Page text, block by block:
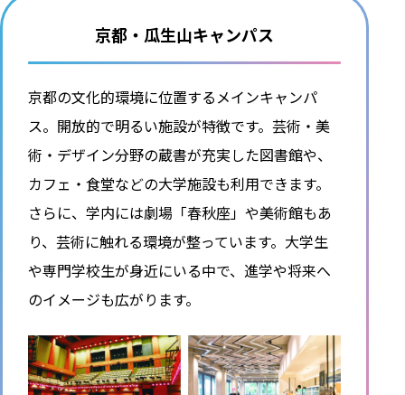
京都・瓜生山キャンパス
京都の文化的環境に位置するメインキャンパ
ス。開放的で明るい施設が特徴です。芸術・美
術・デザイン分野の蔵書が充実した図書館や、
カフェ・食堂などの大学施設も利用できます。
さらに、学内には劇場「春秋座」や美術館もあ
り、芸術に触れる環境が整っています。大学生
や専門学校生が身近にいる中で、進学や将来へ
のイメージも広がります。